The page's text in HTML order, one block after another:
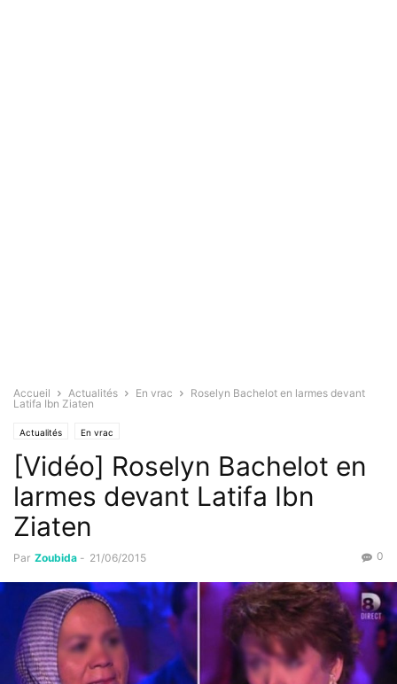
Accueil Actualités En vrac
Roselyn Bachelot en larmes devant
Latifa Ibn Ziaten
Actualités En vrac
[Vidéo] Roselyn Bachelot en
larmes devant Latifa Ibn
Ziaten
Par Zoubida - 21/06/2015 0